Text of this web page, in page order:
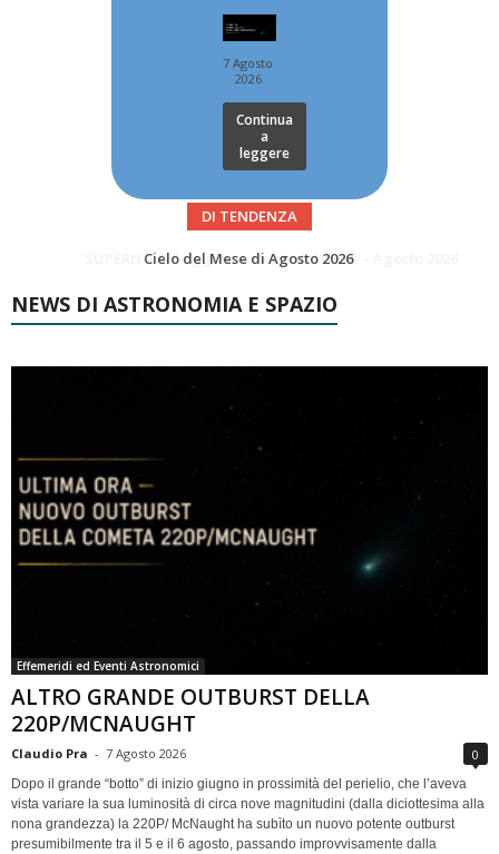
7 Agosto
2026
Continua
a
leggere
DI TENDENZA
SUPERNOVAE aggiornamenti del mese – Agosto 2026
NEWS DI ASTRONOMIA E SPAZIO
Effemeridi ed Eventi Astronomici
ALTRO GRANDE OUTBURST DELLA
220P/MCNAUGHT
Claudio Pra - 7 Agosto 2026 0
Dopo il grande “botto” di inizio giugno in prossimità del perielio, che l’aveva
vista variare la sua luminosità di circa nove magnitudini (dalla diciottesima alla
nona grandezza) la 220P/ McNaught ha subìto un nuovo potente outburst
presumibilmente tra il 5 e il 6 agosto, passando improvvisamente dalla